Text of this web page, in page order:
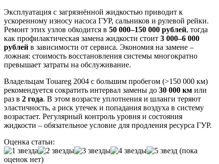
Эксплуатация с загрязнённой жидкостью приводит к
ускоренному износу насоса ГУР, сальников и рулевой рейки.
Ремонт этих узлов обходится в 50 000–150 000 рублей, тогда
как профилактическая замена жидкости стоит 3 000–6 000
рублей в зависимости от сервиса. Экономия на замене –
ложная: стоимость восстановления системы многократно
превышает затраты на обслуживание.
Владельцам Touareg 2004 с большим пробегом (>150 000 км)
рекомендуется сократить интервал замены до 30 000 км или
раз в 2 года. В этом возрасте уплотнения и шланги теряют
эластичность, а риск утечек и попадания воздуха в систему
возрастает. Регулярный контроль уровня и состояния
жидкости – обязательное условие для продления ресурса ГУР.
Оценка статьи:
(пока
оценок нет)